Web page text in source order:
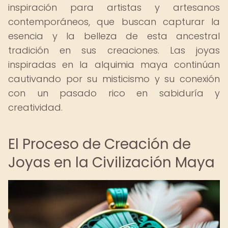
inspiración para artistas y artesanos
contemporáneos, que buscan capturar la
esencia y la belleza de esta ancestral
tradición en sus creaciones. Las joyas
inspiradas en la alquimia maya continúan
cautivando por su misticismo y su conexión
con un pasado rico en sabiduría y
creatividad.
El Proceso de Creación de
Joyas en la Civilización Maya